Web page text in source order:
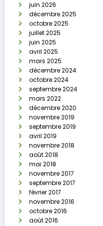
juin 2026
décembre 2025
octobre 2025
juillet 2025
juin 2025
avril 2025
mars 2025
décembre 2024
octobre 2024
septembre 2024
mars 2022
décembre 2020
novembre 2019
septembre 2019
avril 2019
novembre 2018
août 2018
mai 2018
novembre 2017
septembre 2017
février 2017
novembre 2016
octobre 2016
août 2016